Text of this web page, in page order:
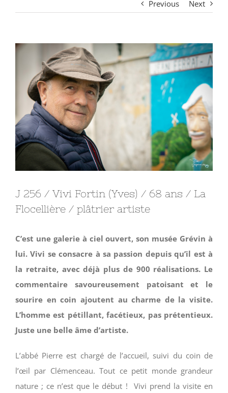
Previous Next
View
Image
J 256 / Vivi Fortin (Yves) / 68 ans / La
Flocellière / plâtrier artiste
C’est une galerie à ciel ouvert, son musée Grévin à
lui. Vivi se consacre à sa passion depuis qu’il est à
la retraite, avec déjà plus de 900 réalisations. Le
commentaire savoureusement patoisant et le
sourire en coin ajoutent au charme de la visite.
L’homme est pétillant, facétieux, pas prétentieux.
Juste une belle âme d’artiste.
L’abbé Pierre est chargé de l’accueil, suivi du coin de
l’œil par Clémenceau. Tout ce petit monde grandeur
nature ; ce n’est que le début ! Vivi prend la visite en